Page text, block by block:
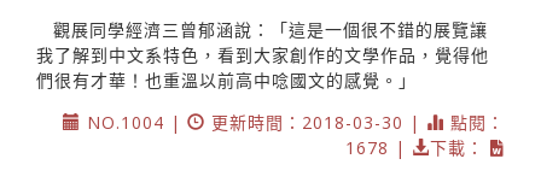
觀展同學經濟三曾郁涵說：「這是一個很不錯的展覽讓
我了解到中文系特色，看到大家創作的文學作品，覺得他
們很有才華！也重溫以前高中唸國文的感覺。」
NO.1004 |
更新時間：2018-03-30 |
點閱：
1678 |
下載：